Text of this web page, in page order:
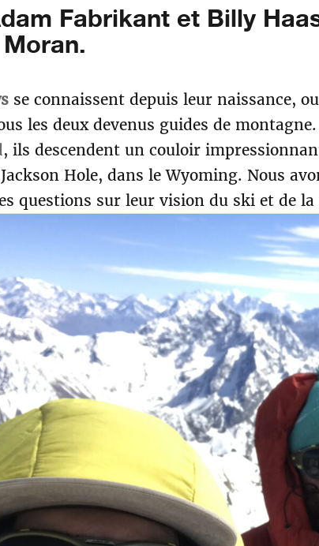
Fabrikant et Billy
se connaissent depuis leur naissance,
les deux devenus guides de
, ils descendent un couloir
Hole, dans le Wyoming. Nous
questions sur leur vision du ski et de la